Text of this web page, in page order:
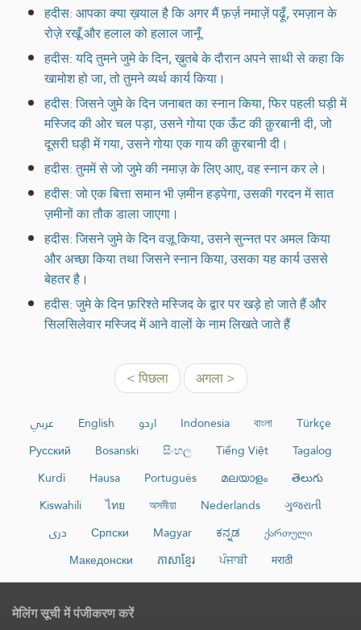
हदीस: आपका क्या ख़याल है कि अगर मैं फ़र्ज़ नमाज़ें पढ़ूँ, रमज़ान के
रोज़े रखूँ और हलाल को हलाल जानूँ
हदीस: यदि तुमने जुमे के दिन, ख़ुतबे के दौरान अपने साथी से कहा कि
खामोश हो जा, तो तुमने व्यर्थ कार्य किया।
हदीस: जिसने जुमे के दिन जनाबत का स्नान किया, फिर पहली घड़ी में
मस्जिद की ओर चल पड़ा, उसने गोया एक ऊँट की क़ुरबानी दी, जो
दूसरी घड़ी में गया, उसने गोया एक गाय की क़ुरबानी दी।
हदीस: तुममें से जो जुमे की नमाज़ के लिए आए, वह स्नान कर ले।
हदीस: जो एक बित्ता समान भी ज़मीन हड़पेगा, उसकी गरदन में सात
ज़मीनों का तौक डाला जाएगा।
हदीस: जिसने जुमे के दिन वज़ू किया, उसने सुन्नत पर अमल किया
और अच्छा किया तथा जिसने स्नान किया, उसका यह कार्य उससे
बेहतर है।
हदीस: जुमे के दिन फ़रिश्ते मस्जिद के द्वार पर खड़े हो जाते हैं और
सिलसिलेवार मस्जिद में आने वालों के नाम लिखते जाते हैं
< पिछला अगला >
عربي English اردو Indonesia বাংলা
Türkçe
Русский
Bosanski සිංහල Tiếng Việt
Tagalog
Kurdî
Hausa Português മലയാളം
తెలుగు
Kiswahili
ไทย অসমীয়া Nederlands
ગુજરાતી
دری
Српски Magyar ಕನ್ನಡ
ქართული
Македонски
ភាសាខ្មែរ ਪੰਜਾਬੀ मराठी
मेलिंग सूची में पंजीकरण करें